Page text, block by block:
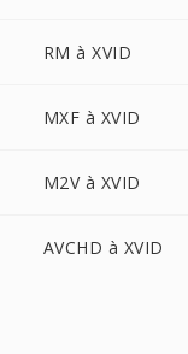
RM à XVID
MXF à XVID
M2V à XVID
AVCHD à XVID